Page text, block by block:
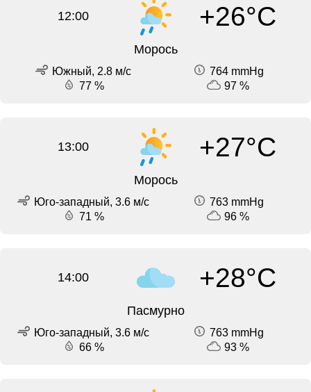
12:00 +26°C
Морось
Южный, 2.8 м/с
764 mmHg
77 %
97 %
13:00 +27°C
Морось
Юго-западный, 3.6 м/с
763 mmHg
71 %
96 %
14:00 +28°C
Пасмурно
Юго-западный, 3.6 м/с
763 mmHg
66 %
93 %